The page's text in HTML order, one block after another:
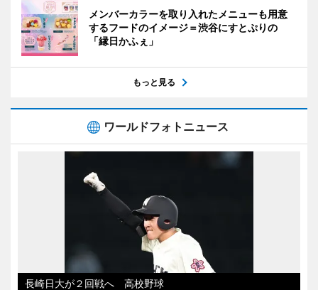
メンバーカラーを取り入れたメニューも用意
するフードのイメージ＝渋谷にすとぷりの
「縁日かふぇ」
もっと見る
ワールドフォトニュース
長崎日大が２回戦へ 高校野球